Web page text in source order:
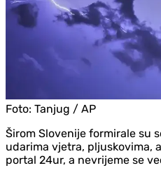
Foto: Tanjug / AP
Širom Slovenije formirale su
udarima vjetra, pljuskovima,
portal 24ur, a nevrijeme se